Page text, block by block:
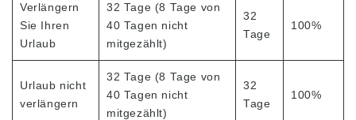
Gebühren für die Unterkunft
Nachmittagskurse für Transferstudenten und
derzeitige Studenten
Anwendung
Verlängern
Sie Ihren
Urlaub
32 Tage (8 Tage von
40 Tagen nicht
mitgezählt)
32
Tage
100%
Urlaub nicht
verlängern
32 Tage (8 Tage von
40 Tagen nicht
mitgezählt)
32
Tage
100%